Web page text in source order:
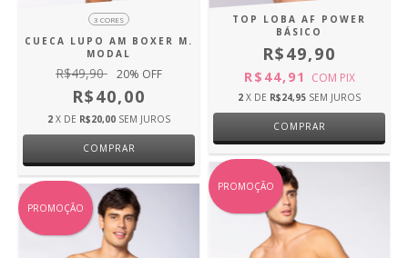
3 CORES
CUECA LUPO AM BOXER M.
MODAL
R$49,90 20% OFF
R$40,00
2 X DE R$20,00 SEM JUROS
COMPRAR
TOP LOBA AF POWER
BÁSICO
R$49,90
R$44,91 COM PIX
2 X DE R$24,95 SEM JUROS
COMPRAR
PROMOÇÃO
PROMOÇÃO